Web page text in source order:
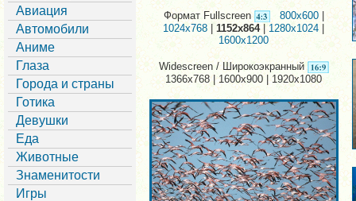
Авиация
Автомобили
Аниме
Глаза
Города и страны
Готика
Девушки
Еда
Животные
Знаменитости
Игры
Формат Fullscreen 800x600
1024x768 |1152x864|1280x1024
1600x1200
Widescreen / Широкоэкранный
1366x768 | 1600x900 | 1920x1080